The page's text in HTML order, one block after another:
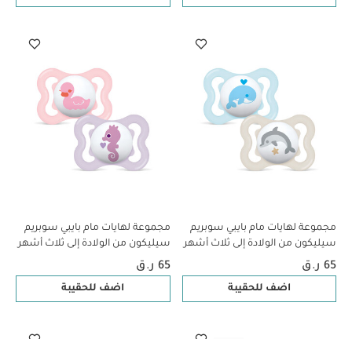
مجموعة لهايات مام بايبي سوبريم
سيليكون من الولادة إلى ثلاث أشهر
- أزرق وبيج، قطعتين
65 ر.ق
اضف للحقيبة
مجموعة لهايات مام بايبي سوبريم
سيليكون من الولادة إلى ثلاث أشهر
- سي لايف بينك وبنفسجي،
قطعتين
65 ر.ق
اضف للحقيبة